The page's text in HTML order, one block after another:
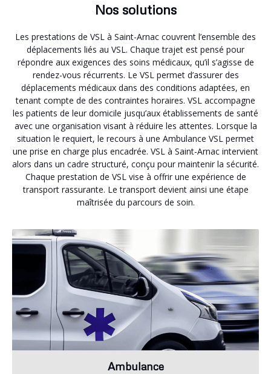
Nos solutions
Les prestations de VSL à Saint-Arnac couvrent l’ensemble des
déplacements liés au VSL. Chaque trajet est pensé pour
répondre aux exigences des soins médicaux, qu’il s’agisse de
rendez-vous récurrents. Le VSL permet d’assurer des
déplacements médicaux dans des conditions adaptées, en
tenant compte de des contraintes horaires. VSL accompagne
les patients de leur domicile jusqu’aux établissements de santé
avec une organisation visant à réduire les attentes. Lorsque la
situation le requiert, le recours à une Ambulance VSL permet
une prise en charge plus encadrée. VSL à Saint-Arnac intervient
alors dans un cadre structuré, conçu pour maintenir la sécurité.
Chaque prestation de VSL vise à offrir une expérience de
transport rassurante. Le transport devient ainsi une étape
maîtrisée du parcours de soin.
Ambulance